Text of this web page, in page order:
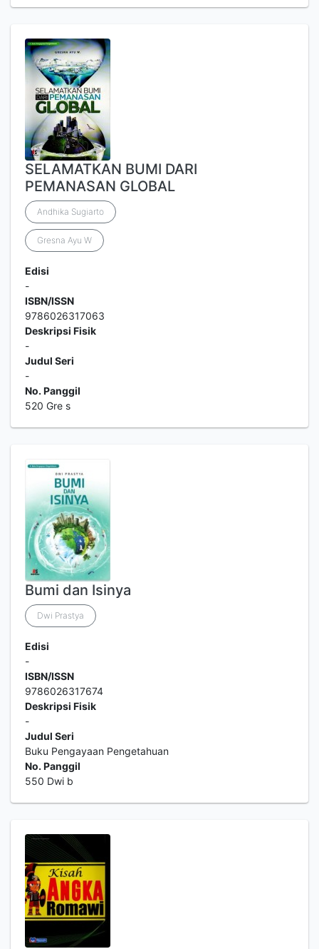
SELAMATKAN BUMI DARI
PEMANASAN GLOBAL
Andhika Sugiarto
Gresna Ayu W
Edisi
-
ISBN/ISSN
9786026317063
Deskripsi Fisik
-
Judul Seri
-
No. Panggil
520 Gre s
Bumi dan Isinya
Dwi Prastya
Edisi
-
ISBN/ISSN
9786026317674
Deskripsi Fisik
-
Judul Seri
Buku Pengayaan Pengetahuan
No. Panggil
550 Dwi b